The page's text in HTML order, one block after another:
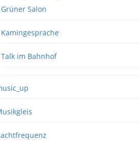
Grüner Salon
Kamingespräche
Talk im Bahnhof